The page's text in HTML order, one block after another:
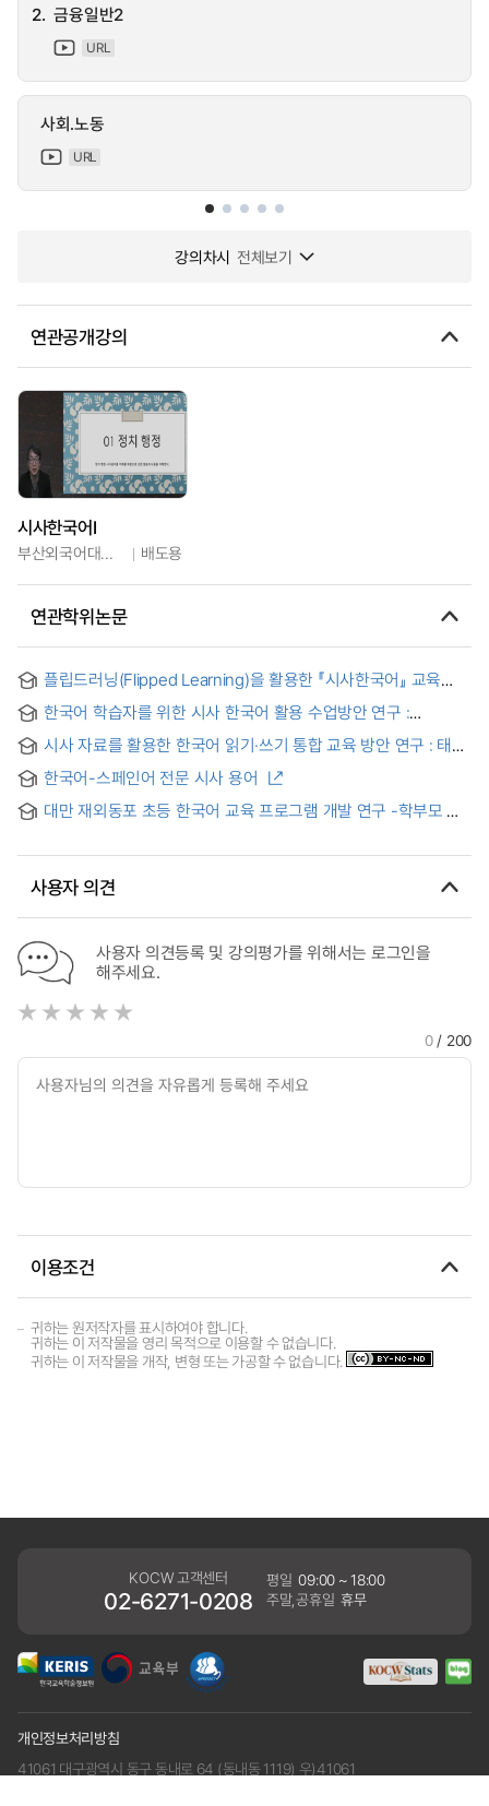
2. 금융일반2
URL
사회․노동
URL
강의차시 전체보기
연관공개강의
시사한국어Ⅰ
부산외국어대학교 배도용
연관학위논문
플립드러닝(Flipped Learning)을 활용한 『시사한국어』 교육
한국어 학습자를 위한 시사 한국어 활용 수업방안 연구 :
issues of Korea' for the Expansion of Vocabulary of Korean
Learners
시사 자료를 활용한 한국어 읽기·쓰기 통합 교육 방안 연구 : 태국
한국어-스페인어 전문 시사 용어
대만 재외동포 초등 한국어 교육 프로그램 개발 연구 -학부모 및
Needs Analysis of Parents and Teachers
사용자 의견
사용자 의견등록 및 강의평가를 위해서는 로그인을
해주세요.
0/ 200
이용조건
귀하는 원저작자를 표시하여야 합니다.
귀하는 이 저작물을 영리 목적으로 이용할 수 없습니다.
귀하는 이 저작물을 개작, 변형 또는 가공할 수 없습니다.
KOCW 고객센터
02-6271-0208
평일 09:00 ~ 18:00
주말,공휴일 휴무
개인정보처리방침
41061 대구광역시 동구 동내로 64 (동내동 1119) 우)41061